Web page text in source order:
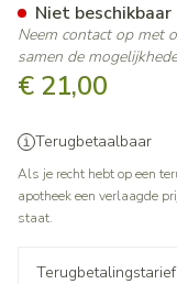
€ 21,00
Terugbetaalbaar
Als je recht hebt op een
apotheek een verlaagde
staat.
Terugbetalingstarief
Niet beschikbaar
Neem contact op met
samen de